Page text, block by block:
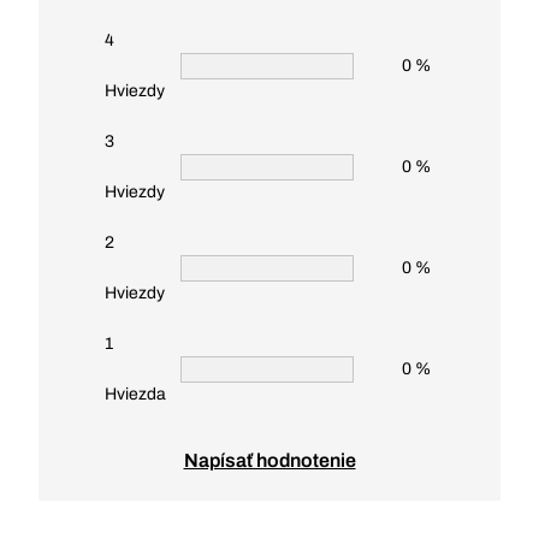
4
Hviezdy
0 %
3
Hviezdy
0 %
2
Hviezdy
0 %
1
Hviezda
0 %
Napísať hodnotenie